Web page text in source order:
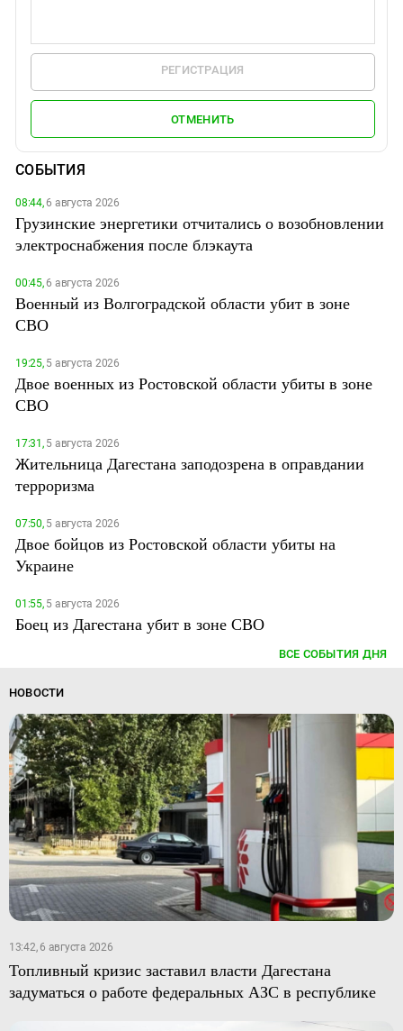
РЕГИСТРАЦИЯ
ОТМЕНИТЬ
СОБЫТИЯ
08:44,6 августа 2026
Грузинские энергетики отчитались о возобновлении
электроснабжения после блэкаута
00:45,6 августа 2026
Военный из Волгоградской области убит в зоне
СВО
19:25,5 августа 2026
Двое военных из Ростовской области убиты в зоне
СВО
17:31,5 августа 2026
Жительница Дагестана заподозрена в оправдании
терроризма
07:50,5 августа 2026
Двое бойцов из Ростовской области убиты на
Украине
01:55,5 августа 2026
Боец из Дагестана убит в зоне СВО
ВСЕ СОБЫТИЯ ДНЯ
НОВОСТИ
13:42, 6 августа 2026
Топливный кризис заставил власти Дагестана
задуматься о работе федеральных АЗС в республике